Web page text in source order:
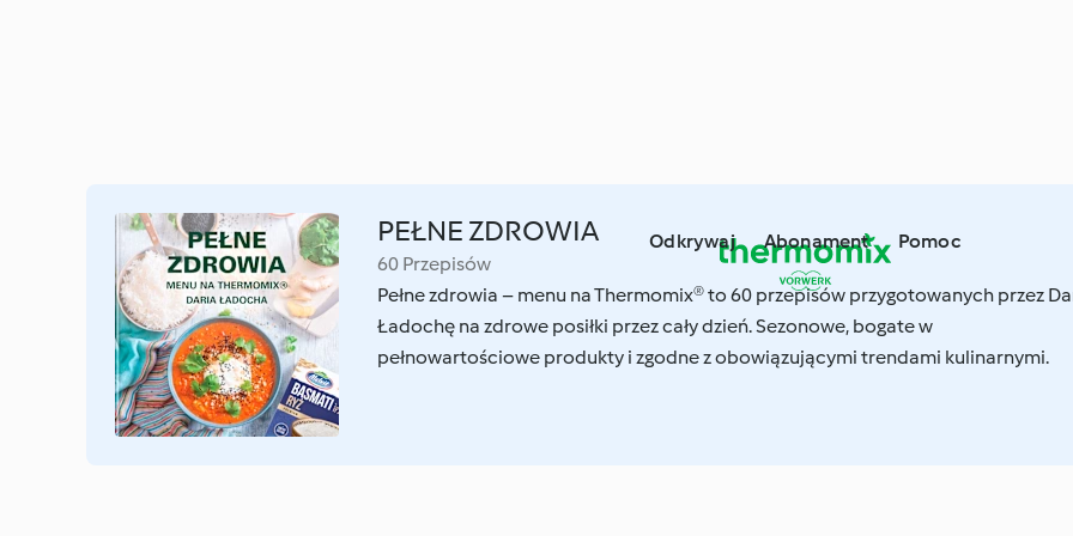
Odkrywaj Abonament Pomoc
PEŁNE ZDROWIA
60 Przepisów
Pełne zdrowia – menu na Thermomix® to 60 przepisów przygotowanych przez
Ładochę na zdrowe posiłki przez cały dzień. Sezonowe, bogate w
pełnowartościowe produkty i zgodne z obowiązującymi trendami kulinarnymi.